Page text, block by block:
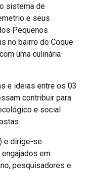
sistema de
e seus
Pequenos
no bairro do Coque
uma culinária
e ideias entre os 03
contribuir para
e social
e dirige-se
em
pesquisadores e